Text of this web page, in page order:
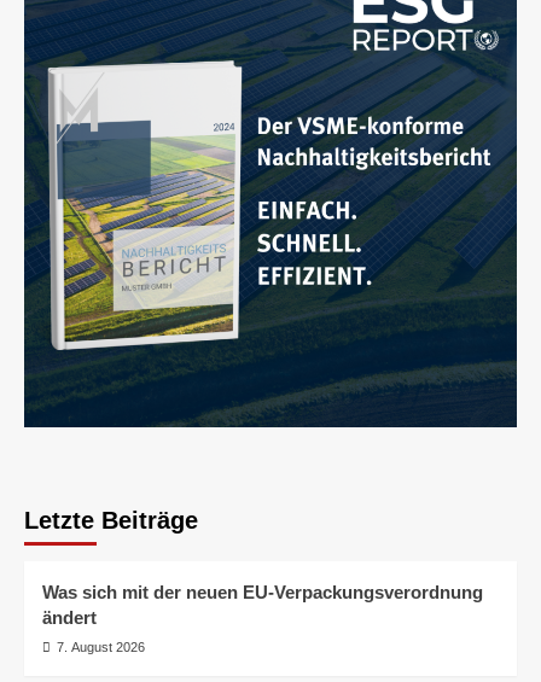
Letzte Beiträge
Was sich mit der neuen EU-Verpackungsverordnung
ändert
7. August 2026